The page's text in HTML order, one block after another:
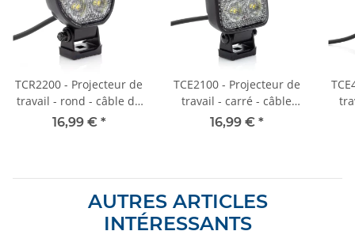
TCR2200 - Projecteur de
travail - rond - câble de
1500 mm - 10-30 VCC -
16,99 € *
TCE2100 - Projecteur de
travail - carré - câble
1500 mm - 10-30 VCC -
16,99 € *
AUTRES ARTICLES
INTÉRESSANTS